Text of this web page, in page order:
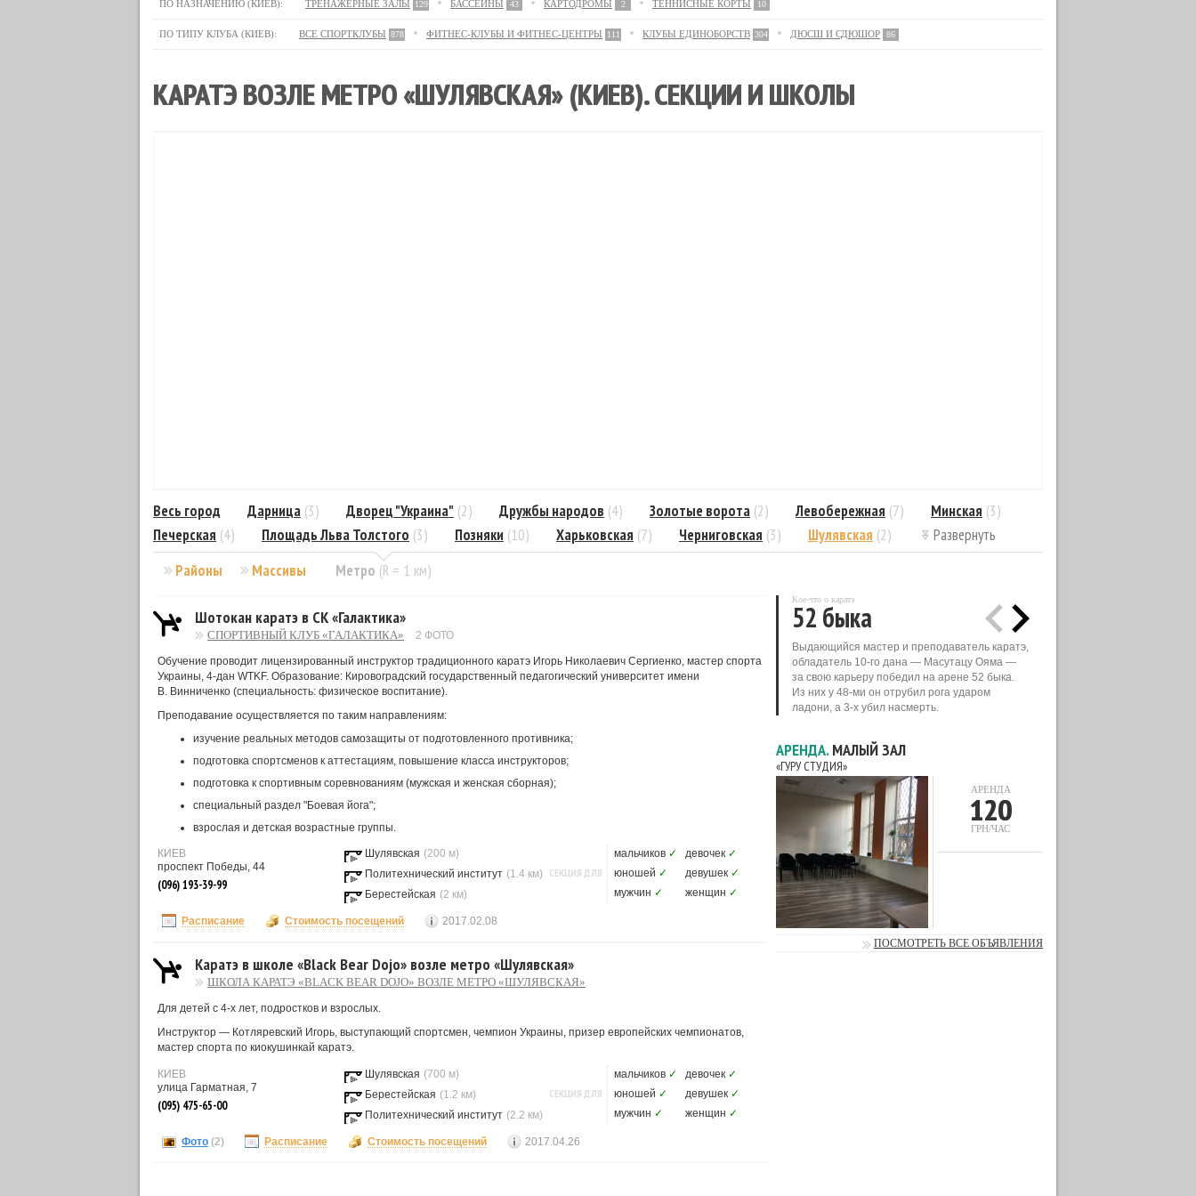
ПО НАЗНАЧЕНИЮ (КИЕВ): ТРЕНАЖЕРНЫЕ ЗАЛЫ 129 БАССЕЙНЫ 43 КАРТОДРОМЫ 2 ТЕННИСНЫЕ КОРТЫ 10
ПО ТИПУ КЛУБА (КИЕВ): ВСЕ СПОРТКЛУБЫ 878 ФИТНЕС-КЛУБЫ И ФИТНЕС-ЦЕНТРЫ 111 КЛУБЫ ЕДИНОБОРСТВ 304 ДЮСШ И СДЮШОР 86
КАРАТЭ ВОЗЛЕ МЕТРО «ШУЛЯВСКАЯ» (КИЕВ). СЕКЦИИ И ШКОЛЫ
Районы Массивы Метро (R = 1 км)
Весь город Дарница (3) Дворец "Украина" (2) Дружбы народов (4) Золотые ворота (2) Левобережная (7) Минская (3)
Печерская (4) Площадь Льва Толстого (3) Позняки (10) Харьковская (7) Черниговская (3) Шулявская (2) Развернуть
Шотокан каратэ в СК «Галактика»
СПОРТИВНЫЙ КЛУБ «ГАЛАКТИКА» 2 ФОТО
Обучение проводит лицензированный инструктор традиционного каратэ Игорь Николаевич Сергиенко, мастер спорта
Украины, 4-дан WTKF. Образование: Кировоградский государственный педагогический университет имени
В. Винниченко (специальность: физическое воспитание).
Преподавание осуществляется по таким направлениям:
изучение реальных методов самозащиты от подготовленного противника;
подготовка спортсменов к аттестациям, повышение класса инструкторов;
подготовка к спортивным соревнованиям (мужская и женская сборная);
специальный раздел "Боевая йога";
взрослая и детская возрастные группы.
КИЕВ
проспект Победы, 44
(096) 193-39-99
Шулявская (200 м)
Политехнический институт (1.4 км)
Берестейская (2 км)
СЕКЦИЯ ДЛЯ
мальчиков ✓ девочек ✓
юношей ✓ девушек ✓
мужчин ✓ женщин ✓
Расписание Стоимость посещений 2017.02.08
Каратэ в школе «Black Bear Dojo» возле метро «Шулявская»
ШКОЛА КАРАТЭ «BLACK BEAR DOJO» ВОЗЛЕ МЕТРО «ШУЛЯВСКАЯ»
Для детей с 4-х лет, подростков и взрослых.
Инструктор — Котляревский Игорь, выступающий спортсмен, чемпион Украины, призер европейских чемпионатов,
мастер спорта по киокушинкай каратэ.
КИЕВ
улица Гарматная, 7
(095) 475-65-00
Шулявская (700 м)
Берестейская (1.2 км)
Политехнический институт (2.2 км)
СЕКЦИЯ ДЛЯ
мальчиков ✓ девочек ✓
юношей ✓ девушек ✓
мужчин ✓ женщин ✓
Фото (2) Расписание Стоимость посещений 2017.04.26
Кое-что о каратэ
52 быка
Выдающийся мастер и преподаватель каратэ,
обладатель 10-го дана — Масутацу Ояма —
за свою карьеру победил на арене 52 быка.
Из них у 48-ми он отрубил рога ударом
ладони, а 3-х убил насмерть.
АРЕНДА.МАЛЫЙ ЗАЛ
«ГУРУ СТУДИЯ»
АРЕНДА
120
ГРН/ЧАС
ПОСМОТРЕТЬ ВСЕ ОБЪЯВЛЕНИЯ